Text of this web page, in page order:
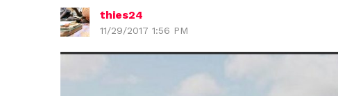
thies24
11/29/2017 1:56 PM